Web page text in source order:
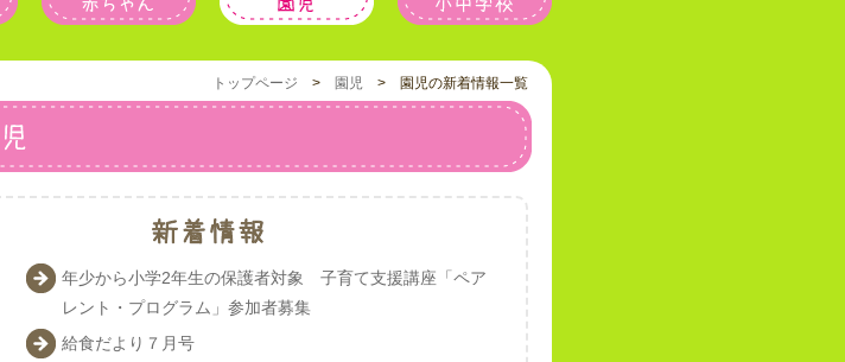
トップページ > 園児 > 園児の新着情報一覧
年少から小学2年生の保護者対象 子育て支援講座「ペア
レント・プログラム」参加者募集
給食だより７月号